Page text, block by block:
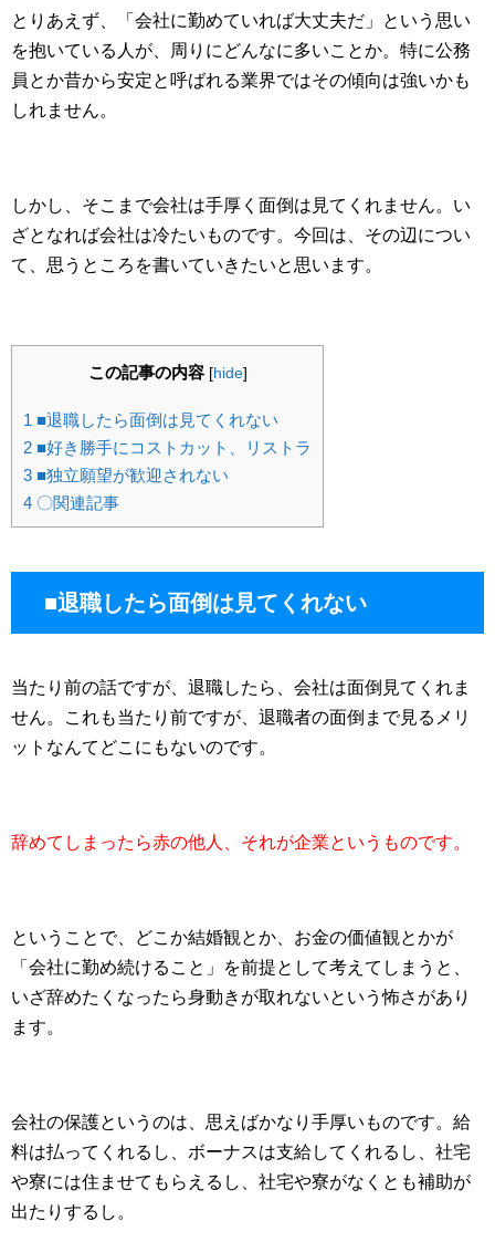
とりあえず、「会社に勤めていれば大丈夫だ」という思い
を抱いている人が、周りにどんなに多いことか。特に公務
員とか昔から安定と呼ばれる業界ではその傾向は強いかも
しれません。
しかし、そこまで会社は手厚く面倒は見てくれません。い
ざとなれば会社は冷たいものです。今回は、その辺につい
て、思うところを書いていきたいと思います。
この記事の内容 [hide]
1 ■退職したら面倒は見てくれない
2 ■好き勝手にコストカット、リストラ
3 ■独立願望が歓迎されない
4 〇関連記事
■退職したら面倒は見てくれない
当たり前の話ですが、退職したら、会社は面倒見てくれま
せん。これも当たり前ですが、退職者の面倒まで見るメリ
ットなんてどこにもないのです。
辞めてしまったら赤の他人、それが企業というものです。
ということで、どこか結婚観とか、お金の価値観とかが
「会社に勤め続けること」を前提として考えてしまうと、
いざ辞めたくなったら身動きが取れないという怖さがあり
ます。
会社の保護というのは、思えばかなり手厚いものです。給
料は払ってくれるし、ボーナスは支給してくれるし、社宅
や寮には住ませてもらえるし、社宅や寮がなくとも補助が
出たりするし。